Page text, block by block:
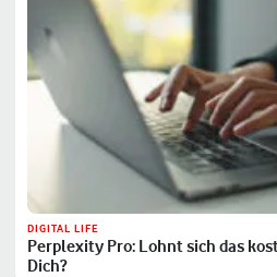
DIGITAL LIFE
Perplexity Pro: Lohnt sich das
Dich?